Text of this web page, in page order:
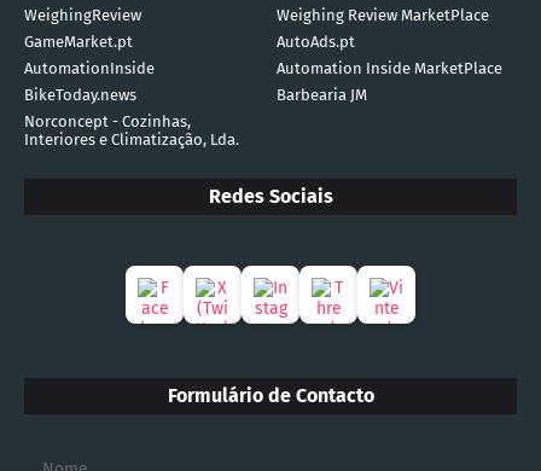
WeighingReview
Weighing Review MarketPlace
GameMarket.pt
AutoAds.pt
AutomationInside
Automation Inside MarketPlace
BikeToday.news
Barbearia JM
Norconcept - Cozinhas,
Interiores e Climatização, Lda.
Redes Sociais
Formulário de Contacto